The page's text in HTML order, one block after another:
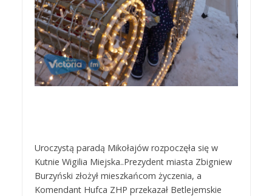
Uroczystą paradą Mikołajów rozpoczęła się w
Kutnie Wigilia Miejska..Prezydent miasta Zbigniew
Burzyński złożył mieszkańcom życzenia, a
Komendant Hufca ZHP przekazał Betlejemskie